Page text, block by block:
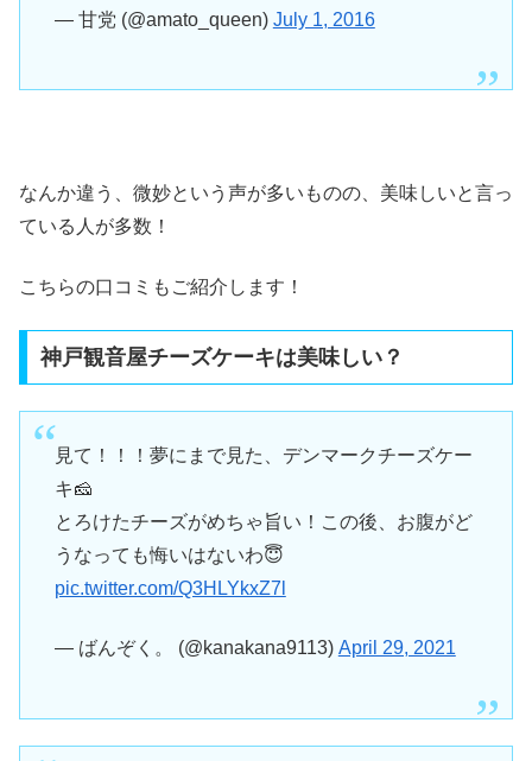
— 甘党 (@amato_queen) July 1, 2016
なんか違う、微妙という声が多いものの、美味しいと言っ
ている人が多数！
こちらの口コミもご紹介します！
神戸観音屋チーズケーキは美味しい？
見て！！！夢にまで見た、デンマークチーズケー
キ🧀
とろけたチーズがめちゃ旨い！この後、お腹がど
うなっても悔いはないわ😇
pic.twitter.com/Q3HLYkxZ7l
— ばんぞく。 (@kanakana9113) April 29, 2021